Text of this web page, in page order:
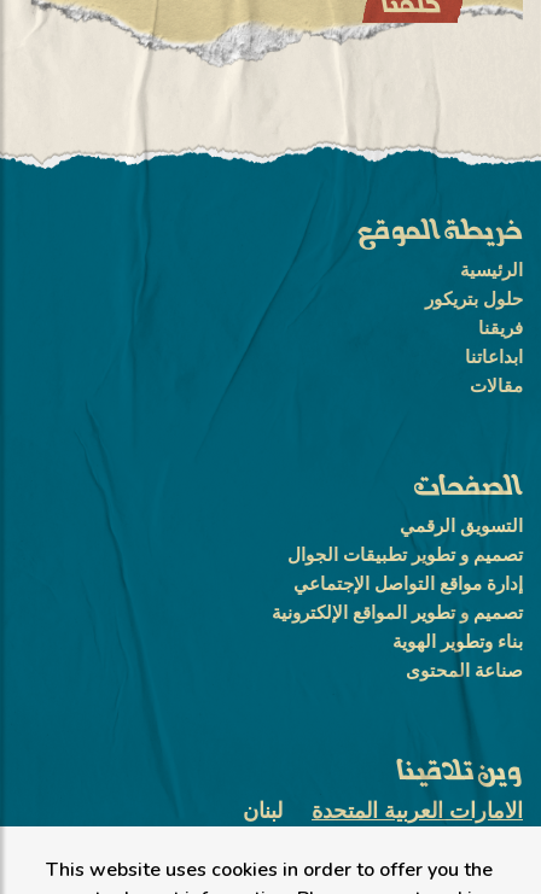
This website uses cookies in order to offer you the
خريطة الموقع
الرئيسية
حلول بتريكور
فريقنا
ابداعاتنا
مقالات
الصفحات
التسويق الرقمي
تصميم و تطوير تطبيقات الجوال
إدارة مواقع التواصل الإجتماعي
تصميم و تطوير المواقع الإلكترونية
بناء وتطوير الهوية
صناعة المحتوى
وين تلاقينا
الامارات العربية المتحدة لبنان
+971 58 10 11 504